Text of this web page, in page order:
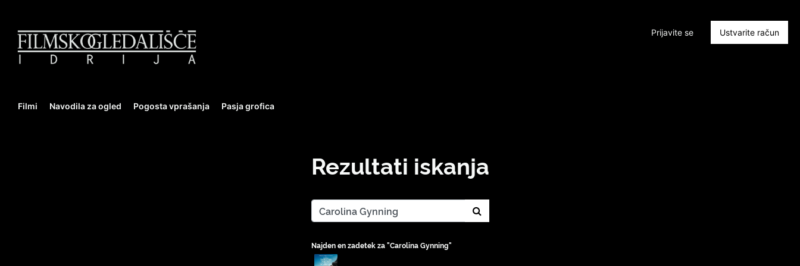
Prijavite se Ustvarite račun
Filmi Navodila za ogled Pogosta vprašanja Pasja grofica
Rezultati iskanja
Najden en zadetek za "Carolina Gynning"